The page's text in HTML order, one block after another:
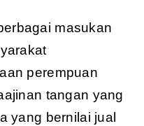
masukan
perempuan
tangan yang
yang bernilai jual